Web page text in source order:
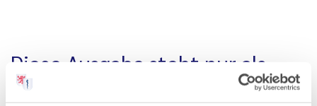
Diese Ausgabe steht nur als
PDF-Datei zur Verfügung